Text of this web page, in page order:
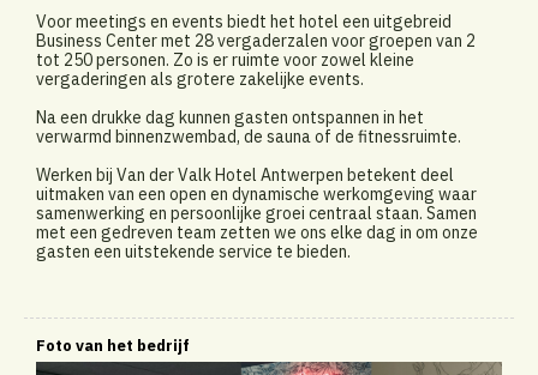
Voor meetings en events biedt het hotel een uitgebreid
Business Center met 28 vergaderzalen voor groepen van 2
tot 250 personen. Zo is er ruimte voor zowel kleine
vergaderingen als grotere zakelijke events.
Na een drukke dag kunnen gasten ontspannen in het
verwarmd binnenzwembad, de sauna of de fitnessruimte.
Werken bij Van der Valk Hotel Antwerpen betekent deel
uitmaken van een open en dynamische werkomgeving waar
samenwerking en persoonlijke groei centraal staan. Samen
met een gedreven team zetten we ons elke dag in om onze
gasten een uitstekende service te bieden.
Foto van het bedrijf